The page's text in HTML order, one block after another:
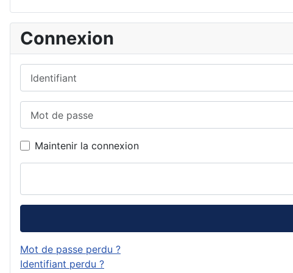
Connexion
Maintenir la connexion
Mot de passe perdu ?
Identifiant perdu ?